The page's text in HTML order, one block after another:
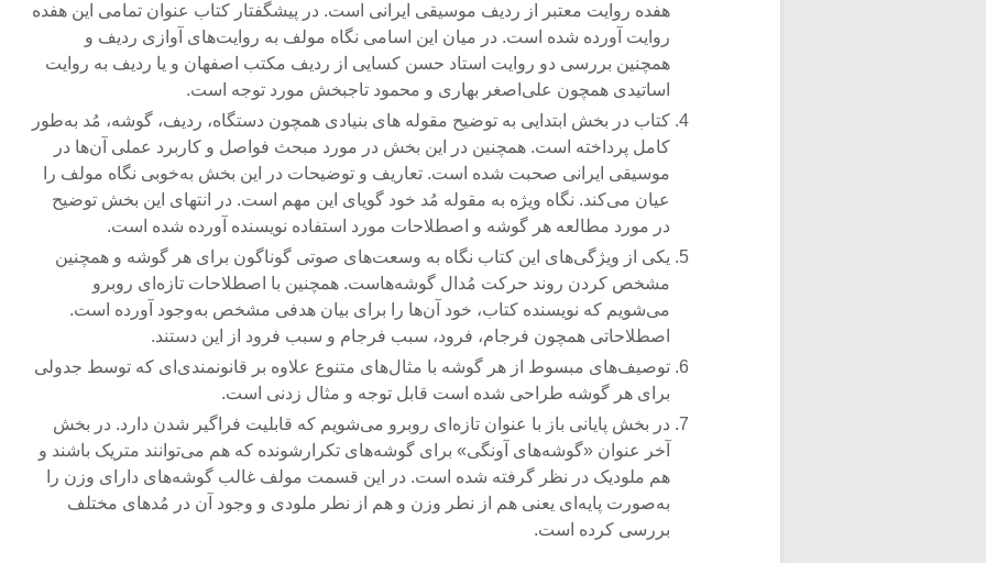
هفده روایت معتبر از ردیف موسیقی ایرانی است. در پیشگفتار کتاب عنوان تمامی این هفده
روایت آورده شده است. در میان این اسامی نگاه مولف به روایت‌های آوازی ردیف و
همچنین بررسی دو روایت استاد حسن کسایی از ردیف مکتب اصفهان و یا ردیف به روایت
اساتیدی همچون علی‌اصغر بهاری و محمود تاجبخش مورد توجه است.
کتاب در بخش ابتدایی به توضیح مقوله های بنیادی همچون دستگاه، ردیف، گوشه، مُد به‌طور
کامل پرداخته است. همچنین در این بخش در مورد مبحث فواصل و کاربرد عملی آن‌ها در
موسیقی ایرانی صحبت شده است. تعاریف و توضیحات در این بخش به‌خوبی نگاه مولف را
عیان می‌کند. نگاه ویژه به مقوله مُد خود گویای این مهم است. در انتهای این بخش توضیح
در مورد مطالعه هر گوشه و اصطلاحات مورد استفاده نویسنده آورده شده است.
یکی از ویژگی‌های این کتاب نگاه به وسعت‌های صوتی گوناگون برای هر گوشه و همچنین
مشخص کردن روند حرکت مُدال گوشه‌هاست. همچنین با اصطلاحات تازه‌ای روبرو
می‌شویم که نویسنده کتاب، خود آن‌ها را برای بیان هدفی مشخص به‌وجود آورده است.
اصطلاحاتی همچون فرجام، فرود، سبب فرجام و سبب فرود از این دستند.
توصیف‌های مبسوط از هر گوشه با مثال‌های متنوع علاوه بر قانونمندی‌ای که توسط جدولی
برای هر گوشه طراحی شده است قابل توجه و مثال زدنی است.
در بخش پایانی باز با عنوان تازه‌ای روبرو می‌شویم که قابلیت فراگیر شدن دارد. در بخش
آخر عنوان «گوشه‌های آونگی» برای گوشه‌های تکرارشونده که هم می‌توانند متریک باشند و
هم ملودیک در نظر گرفته شده است. در این قسمت مولف غالب گوشه‌های دارای وزن را
به‌صورت پایه‌ای یعنی هم از نطر وزن و هم از نطر ملودی و وجود آن در مُدهای مختلف
بررسی کرده است.